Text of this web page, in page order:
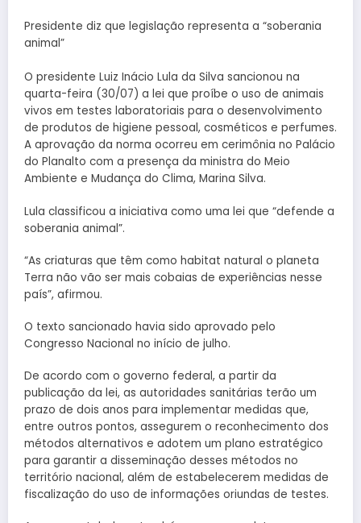
Presidente diz que legislação representa a “soberania
animal”
O presidente Luiz Inácio Lula da Silva sancionou na
quarta-feira (30/07) a lei que proíbe o uso de animais
vivos em testes laboratoriais para o desenvolvimento
de produtos de higiene pessoal, cosméticos e perfumes.
A aprovação da norma ocorreu em cerimônia no Palácio
do Planalto com a presença da ministra do Meio
Ambiente e Mudança do Clima, Marina Silva.
Lula classificou a iniciativa como uma lei que “defende a
soberania animal”.
“As criaturas que têm como habitat natural o planeta
Terra não vão ser mais cobaias de experiências nesse
país”, afirmou.
O texto sancionado havia sido aprovado pelo
Congresso Nacional no início de julho.
De acordo com o governo federal, a partir da
publicação da lei, as autoridades sanitárias terão um
prazo de dois anos para implementar medidas que,
entre outros pontos, assegurem o reconhecimento dos
métodos alternativos e adotem um plano estratégico
para garantir a disseminação desses métodos no
território nacional, além de estabelecerem medidas de
fiscalização do uso de informações oriundas de testes.